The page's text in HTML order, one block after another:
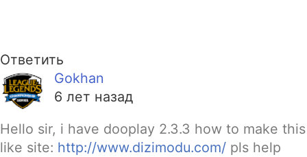
Ответить
Gokhan
6 лет назад
Hello sir, i have dooplay 2.3.3 how to make this
like site: http://www.dizimodu.com/ pls help